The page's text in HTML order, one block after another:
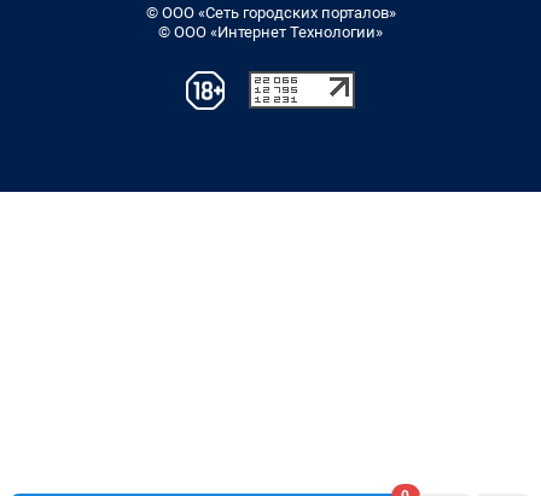
© ООО «Сеть городских порталов»
© ООО «Интернет Технологии»